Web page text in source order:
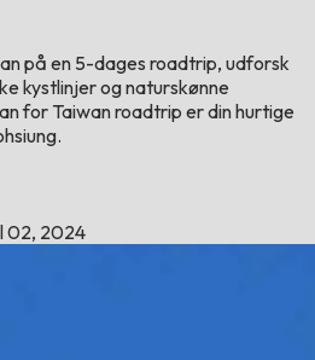
på en 5-dages roadtrip, udforsk
kystlinjer og naturskønne
for Taiwan roadtrip er din hurtige
02, 2024